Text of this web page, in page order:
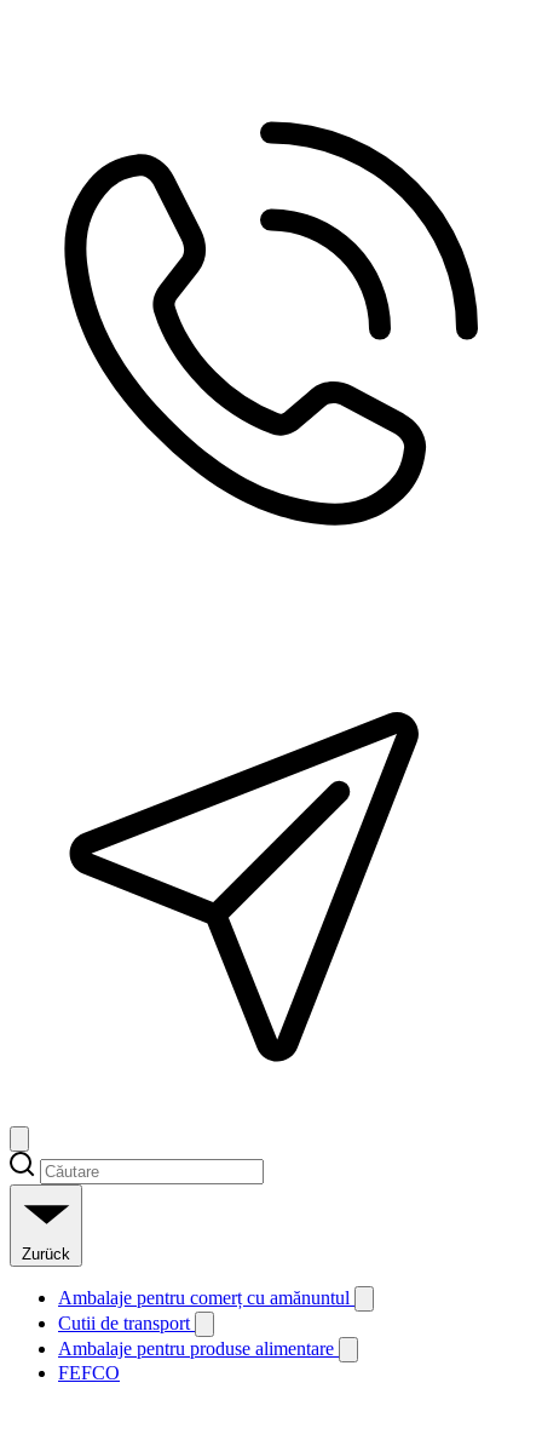
Zurück
Ambalaje pentru comerț cu amănuntul
Cutii de transport
Ambalaje pentru produse alimentare
FEFCO